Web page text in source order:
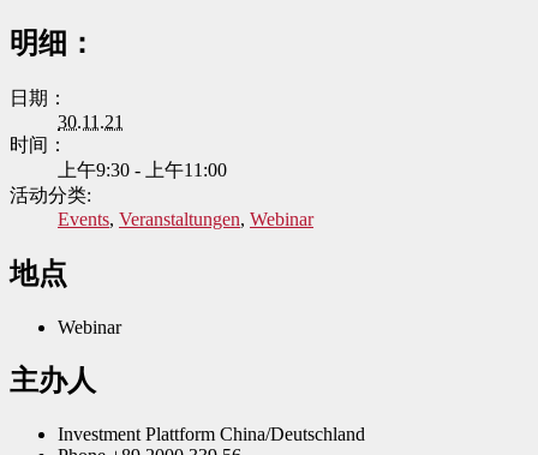
明细：
日期：
30.11.21
时间：
上午9:30 - 上午11:00
活动分类:
Events, Veranstaltungen, Webinar
地点
Webinar
主办人
Investment Plattform China/Deutschland